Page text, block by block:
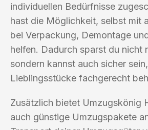
individuellen Bedürfnisse
hast die Möglichkeit, selbst mit
bei Verpackung, Demontage
helfen. Dadurch sparst du nicht
sondern kannst auch sicher
Lieblingsstücke fachgerecht
Zusätzlich bietet Umzugskönig
auch günstige Umzugspakete